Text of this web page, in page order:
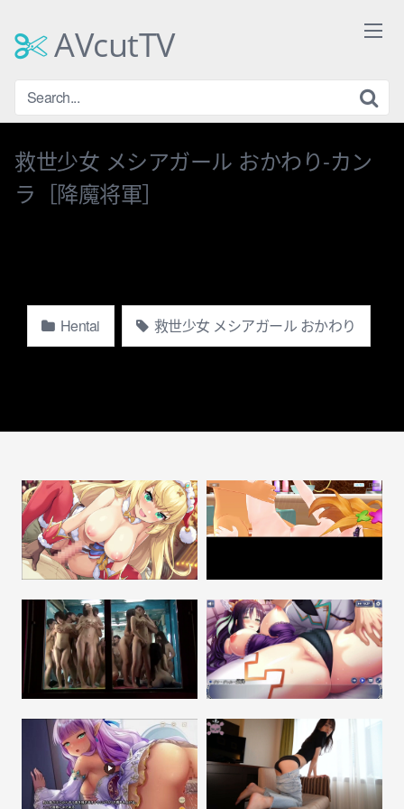
contentAVcutTV
救世少女 メシアガール おかわり-カン
ラ［降魔将軍］
Hentai 救世少女 メシアガール おかわり